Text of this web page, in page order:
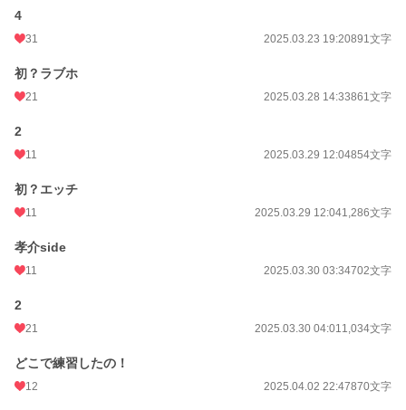
4
31 2025.03.23 19:20891文字
初？ラブホ
21 2025.03.28 14:33861文字
2
11 2025.03.29 12:04854文字
初？エッチ
11 2025.03.29 12:041,286文字
孝介side
11 2025.03.30 03:34702文字
2
21 2025.03.30 04:011,034文字
どこで練習したの！
12 2025.04.02 22:47870文字